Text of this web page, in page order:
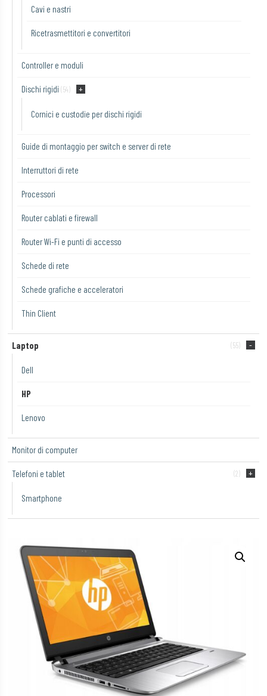
Cavi e nastri
Ricetrasmettitori e convertitori
Controller e moduli
Dischi rigidi (54)
Cornici e custodie per dischi rigidi
Guide di montaggio per switch e server di rete
Interruttori di rete
Processori
Router cablati e firewall
Router Wi-Fi e punti di accesso
Schede di rete
Schede grafiche e acceleratori
Thin Client
Laptop (55)
Dell
HP
Lenovo
Monitor di computer
Telefoni e tablet (2)
Smartphone